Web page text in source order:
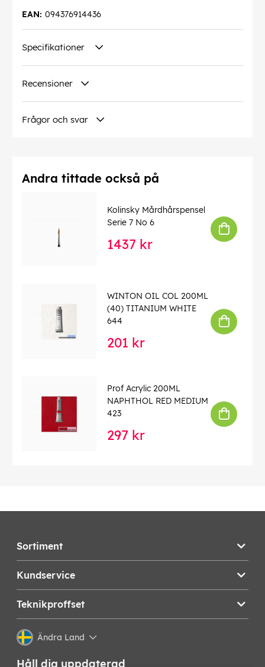
094376914436
EAN:
Specifikationer
Recensioner
Frågor och svar
Andra tittade också på
Kolinsky Mårdhårspensel
Serie 7 No 6
1437 kr
WINTON OIL COL 200ML
(40) TITANIUM WHITE
644
201 kr
Prof Acrylic 200ML
NAPHTHOL RED MEDIUM
423
297 kr
Sortiment
Kundservice
Teknikproffset
Ändra Land
Håll dig uppdaterad